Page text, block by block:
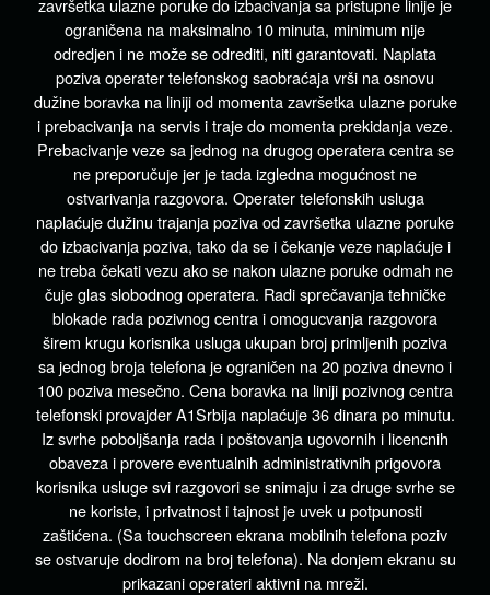
završetka ulazne poruke do izbacivanja sa pristupne linije je
ograničena na maksimalno 10 minuta, minimum nije
odredjen i ne može se odrediti, niti garantovati. Naplata
poziva operater telefonskog saobraćaja vrši na osnovu
dužine boravka na liniji od momenta završetka ulazne poruke
i prebacivanja na servis i traje do momenta prekidanja veze.
Prebacivanje veze sa jednog na drugog operatera centra se
ne preporučuje jer je tada izgledna mogućnost ne
ostvarivanja razgovora. Operater telefonskih usluga
naplaćuje dužinu trajanja poziva od završetka ulazne poruke
do izbacivanja poziva, tako da se i čekanje veze naplaćuje i
ne treba čekati vezu ako se nakon ulazne poruke odmah ne
čuje glas slobodnog operatera. Radi sprečavanja tehničke
blokade rada pozivnog centra i omogucvanja razgovora
širem krugu korisnika usluga ukupan broj primljenih poziva
sa jednog broja telefona je ograničen na 20 poziva dnevno i
100 poziva mesečno. Cena boravka na liniji pozivnog centra
telefonski provajder A1Srbija naplaćuje 36 dinara po minutu.
Iz svrhe poboljšanja rada i poštovanja ugovornih i licencnih
obaveza i provere eventualnih administrativnih prigovora
korisnika usluge svi razgovori se snimaju i za druge svrhe se
ne koriste, i privatnost i tajnost je uvek u potpunosti
zaštićena. (Sa touchscreen ekrana mobilnih telefona poziv
se ostvaruje dodirom na broj telefona). Na donjem ekranu su
prikazani operateri aktivni na mreži.